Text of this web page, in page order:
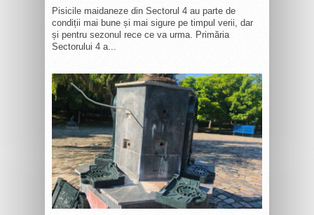
Pisicile maidaneze din Sectorul 4 au parte de
condiții mai bune și mai sigure pe timpul verii, dar
și pentru sezonul rece ce va urma. Primăria
Sectorului 4 a...